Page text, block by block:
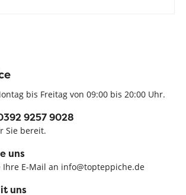
bis Freitag von 09:00 bis 20:00 Uhr.
9257 9028
Sie bereit.
uns
Ihre E-Mail an info@topteppiche.de
uns